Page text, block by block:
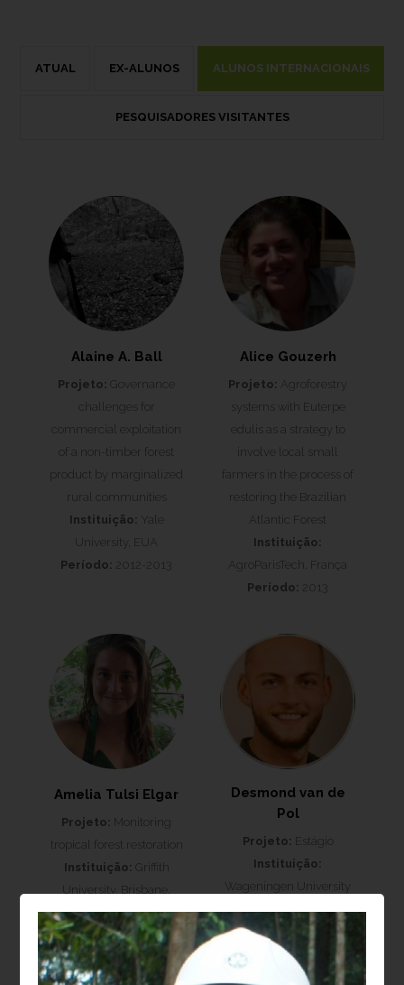
ATUAL EX-ALUNOS ALUNOS INTERNACIONAIS
PESQUISADORES VISITANTES
Alaine A. Ball
Projeto: Governance
challenges for
commercial exploitation
of a non-timber forest
product by marginalized
rural communities
Instituição: Yale
University, EUA
Período: 2012-2013
Alice Gouzerh
Projeto: Agroforestry
systems with Euterpe
edulis as a strategy to
involve local small
farmers in the process of
restoring the Brazilian
Atlantic Forest
Instituição:
AgroParisTech, França
Período: 2013
Amelia Tulsi Elgar
Projeto: Monitoring
tropical forest restoration
Instituição: Griffith
University, Brisbane,
Austrália
Período:2015
Desmond van de
Pol
Projeto: Estágio
Instituição:
Wageningen University
& Research
Período: